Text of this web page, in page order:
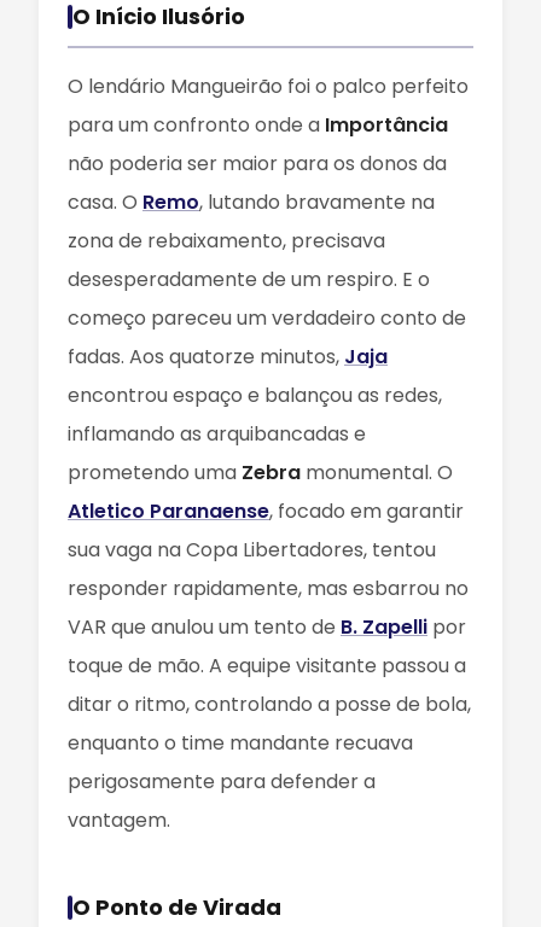
O Início Ilusório
O lendário Mangueirão foi o palco perfeito
para um confronto onde a Importância
não poderia ser maior para os donos da
casa. O Remo, lutando bravamente na
zona de rebaixamento, precisava
desesperadamente de um respiro. E o
começo pareceu um verdadeiro conto de
fadas. Aos quatorze minutos, Jaja
encontrou espaço e balançou as redes,
inflamando as arquibancadas e
prometendo uma Zebra monumental. O
Atletico Paranaense, focado em garantir
sua vaga na Copa Libertadores, tentou
responder rapidamente, mas esbarrou no
VAR que anulou um tento de B. Zapelli por
toque de mão. A equipe visitante passou a
ditar o ritmo, controlando a posse de bola,
enquanto o time mandante recuava
perigosamente para defender a
vantagem.
O Ponto de Virada